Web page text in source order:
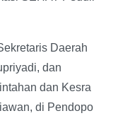
Daerah
dan
dan Kesra
di Pendopo